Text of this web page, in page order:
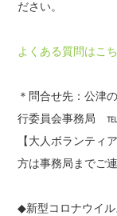
ださい。
よくある質問はこ
＊問合せ先：公津
行委員会事務局
【大人ボランテ
方は事務局までご
◆新型コロナウイ